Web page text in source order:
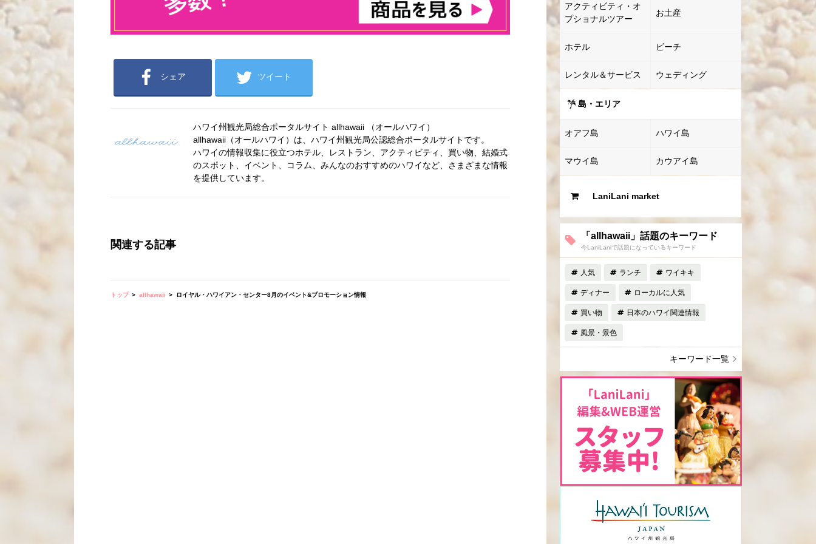
シェア ツイート
ハワイ州観光局総合ポータルサイト allhawaii （オールハワイ）
allhawaii（オールハワイ）は、ハワイ州観光局公認総合ポータルサイトです。
ハワイの情報収集に役立つホテル、レストラン、アクティビティ、買い物、結婚式
のスポット、イベント、コラム、みんなのおすすめのハワイなど、さまざまな情報
を提供しています。
関連する記事
トップ allhawaii ロイヤル・ハワイアン・センター8月のイベント&プロモーション情報
アクティビティ・オ
プショナルツアー
お土産
ホテル ビーチ
レンタル＆サービス ウェディング
島・エリア
オアフ島 ハワイ島
マウイ島 カウアイ島
LaniLani market
「allhawaii」話題のキーワード
今LaniLaniで話題になっているキーワード
人気 ランチ ワイキキ
ディナー ローカルに人気
買い物 日本のハワイ関連情報
風景・景色
キーワード一覧